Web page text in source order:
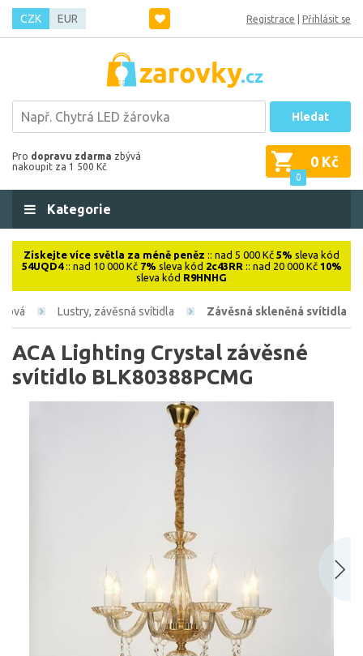
CZK EUR Registrace Přihlásit se
Hledat
Pro dopravu zdarma zbývá
nakoupit za 1 500 Kč
0
0 Kč
Kategorie
Získejte více světla za méně peněz :: nad 5 000 Kč 5% sleva kód
54UQD4:: nad 10 000 Kč 7% sleva kód 2c43RR :: nad 20 000 Kč 10%
sleva kód R9HNHG
Lustry, závěsná svítidla Závěsná skleněná svítidla
ACA Lighting Crystal závěsné
svítidlo BLK80388PCMG